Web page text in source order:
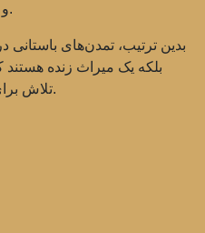
و توسعه هستند، اهمیت زیادی دارد.
بدین ترتیب، تمدن‌های باستانی
بلکه یک میراث زنده هستند
تلاش برای صلح و شکوفایی ادامه می‌دهند.